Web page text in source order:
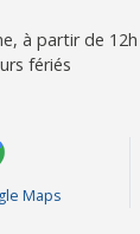
à partir de
fériés
Maps